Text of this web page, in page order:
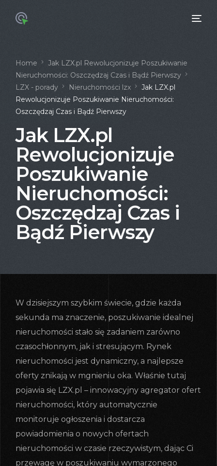
Home
Jak LZX.pl Rewolucjonizuje Poszukiwanie
Nieruchomości: Oszczędzaj Czas i Bądź Pierwszy
LZX - porady
Nieruchomości lzx
Jak LZX.pl
Rewolucjonizuje Poszukiwanie Nieruchomości:
Oszczędzaj Czas i Bądź Pierwszy
Jak LZX.pl
Rewolucjonizuje
Poszukiwanie
Nieruchomości:
Oszczędzaj Czas i
Bądź Pierwszy
W dzisiejszym szybkim świecie, gdzie każda
sekunda ma znaczenie, poszukiwanie idealnej
nieruchomości stało się zadaniem zarówno
czasochłonnym, jak i stresującym. Rynek
nieruchomości jest dynamiczny, a najlepsze
oferty znikają w mgnieniu oka. Właśnie tutaj
pojawia się LZX.pl – innowacyjny agregator ofert
nieruchomości, który automatycznie
monitoruje ogłoszenia i dostarcza
powiadomienia o nowych ofertach
nieruchomości w czasie rzeczywistym, dając Ci
przewagę w poszukiwaniu wymarzonego